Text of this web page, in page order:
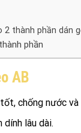
2 thành phần dán
phần
AB
chống nước
dính lâu dài.